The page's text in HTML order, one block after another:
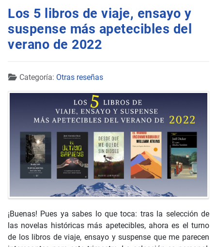
Los 5 libros de viaje, ensayo y
suspense más apetecibles del
verano de 2022
Detalles
Categoría: Otras reseñas
¡Buenas! Pues ya sabes lo que toca: tras la selección de
las novelas históricas más apetecibles, ahora es el turno
de los libros de viaje, ensayo y suspense que me parecen